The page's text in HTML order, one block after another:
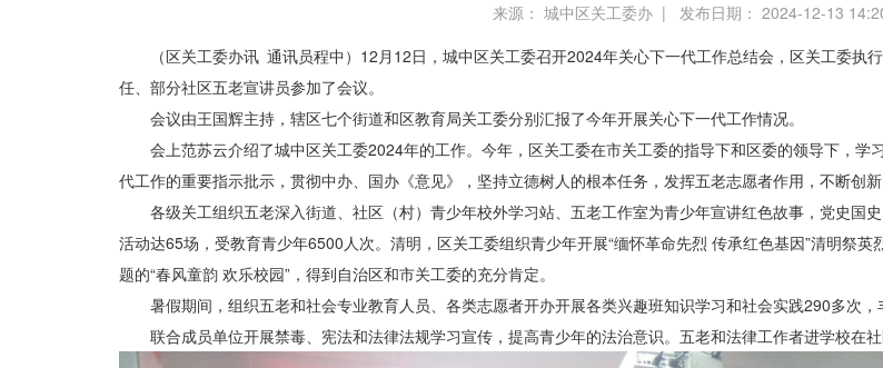
来源： 城中区关工委办 | 发布日期： 2024-12-13
（区关工委办讯 通讯员程中）12月 12日，城中区关工委召开2024年关心下一代工作总结会，区关工委执
任、部分社区五老宣讲员参加了会议。
会议由王国辉主持，辖区七个街道和区教育局关工委分别汇报了今年开展关心下一代工作情况。
会上范苏云介绍了城中区关工委2024年的工作。今年，区关工委在市关工委的指导下和区委的领导下，
代工作的重要指示批示，贯彻中办、国办《意见》，坚持立德树人的根本任务，发挥五老志愿者作用，不断创新
各级关工组织五老深入街道、社区（村）青少年校外学习站、五老工作室为青少年宣讲红色故事，党史国
活动达65场，受教育青少年6500人次。清明，区关工委组织青少年开展“缅怀革命先烈 传承红色基因”清明祭英
题的“春风童韵 欢乐校园”，得到自治区和市关工委的充分肯定。
暑假期间，组织五老和社会专业教育人员、各类志愿者开办开展各类兴趣班知识学习和社会实践290多次，
联合成员单位开展禁毒、宪法和法律法规学习宣传，提高青少年的法治意识。五老和法律工作者进学校在